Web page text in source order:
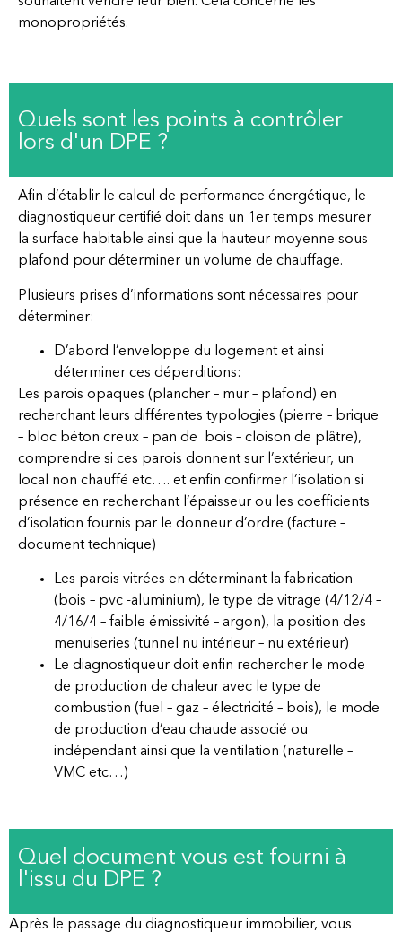
monopropriétés.
Quels sont les points à contrôler
lors d'un DPE ?
Afin d’établir le calcul de performance énergétique, le
diagnostiqueur certifié doit dans un 1er temps mesurer
la surface habitable ainsi que la hauteur moyenne sous
plafond pour déterminer un volume de chauffage.
Plusieurs prises d’informations sont nécessaires pour
déterminer:
D’abord l’enveloppe du logement et ainsi
déterminer ces déperditions:
Les parois opaques (plancher – mur – plafond) en
recherchant leurs différentes typologies (pierre – brique
– bloc béton creux – pan de bois – cloison de plâtre),
comprendre si ces parois donnent sur l’extérieur, un
local non chauffé etc…. et enfin confirmer l’isolation si
présence en recherchant l’épaisseur ou les coefficients
d’isolation fournis par le donneur d’ordre (facture –
document technique)
Les parois vitrées en déterminant la fabrication
(bois – pvc -aluminium), le type de vitrage (4/12/4 –
4/16/4 – faible émissivité – argon), la position des
menuiseries (tunnel nu intérieur – nu extérieur)
Le diagnostiqueur doit enfin rechercher le mode
de production de chaleur avec le type de
combustion (fuel – gaz – électricité – bois), le mode
de production d’eau chaude associé ou
indépendant ainsi que la ventilation (naturelle –
VMC etc…)
Quel document vous est fourni à
l'issu du DPE ?
Après le passage du diagnostiqueur immobilier, vous